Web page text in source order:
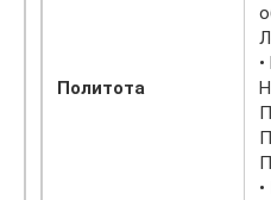
Политота